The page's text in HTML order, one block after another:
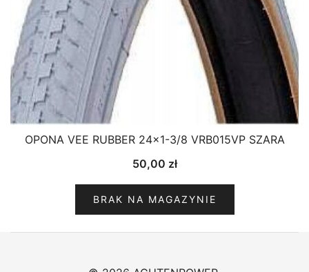
OPONA VEE RUBBER 24×1-3/8 VRB015VP SZARA
50,00 zł
BRAK NA MAGAZYNIE